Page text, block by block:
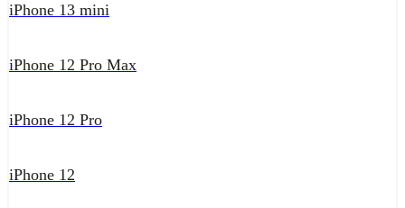
iPhone 13 mini
iPhone 12 Pro Max
iPhone 12 Pro
iPhone 12